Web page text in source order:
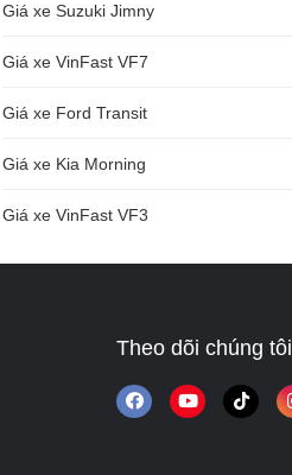
Giá xe Suzuki Jimny
Giá xe VinFast VF7
Giá xe Ford Transit
Giá xe Kia Morning
Giá xe VinFast VF3
Theo dõi chúng tôi